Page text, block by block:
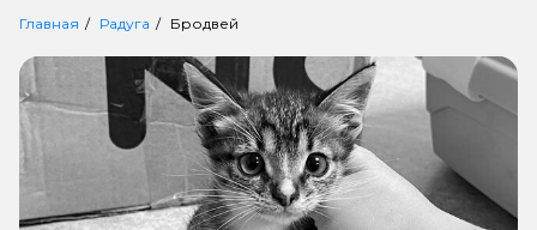
Главная Радуга Бродвей